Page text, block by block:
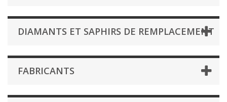
DIAMANTS ET SAPHIRS DE REMPLACEMENT
FABRICANTS